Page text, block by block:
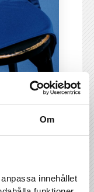
Om
innehållet